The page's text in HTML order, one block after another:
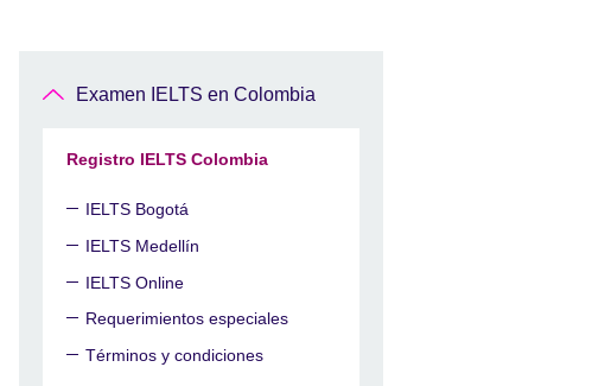
Examen IELTS en Colombia
Registro IELTS Colombia
IELTS Bogotá
IELTS Medellín
IELTS Online
Requerimientos especiales
Términos y condiciones